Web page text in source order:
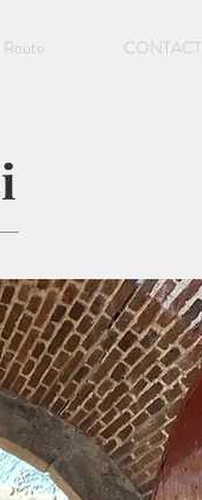
Route CONTACT